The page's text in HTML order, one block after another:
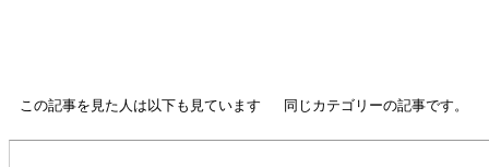
この記事を見た人は以下も見ています 同じカテゴリーの記事です。